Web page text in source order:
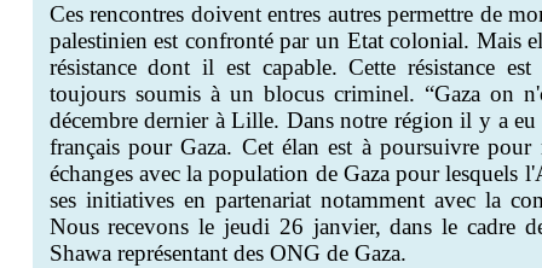
Ces rencontres doivent entres autres permettre de
palestinien est confronté par un Etatcolonial. Mais
résistance dont il est capable. Cette résistance
toujours soumis à un blocus criminel. “Gaza on
décembre dernier à Lille. Dans notre région il y a
français pour Gaza. Cet élan est à poursuivre
échanges avec la population de Gaza pour lesquels
ses initiatives en partenariat notamment avec la
Nous recevons le jeudi 26 janvier, dans le cadre
Shawareprésentant des ONG de Gaza.